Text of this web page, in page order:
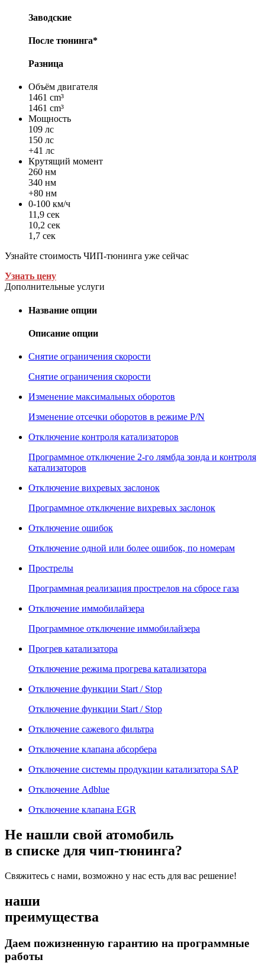
Заводские
После тюнинга*
Разница
Объём двигателя
1461 cm³
1461 cm³
Мощность
109 лс
150 лс
+41 лс
Крутящий момент
260 нм
340 нм
+80 нм
0-100 км/ч
11,9 сек
10,2 сек
1,7 сек
Узнайте стоимость ЧИП-тюнинга уже сейчас
Узнать цену
Дополнительные услуги
Название опции
Описание опции
Снятие ограничения скорости
Снятие ограничения скорости
Изменение максимальных оборотов
Изменение отсечки оборотов в режиме P/N
Отключение контроля катализаторов
Программное отключение 2-го лямбда зонда и контроля
катализаторов
Отключение вихревых заслонок
Программное отключение вихревых заслонок
Отключение ошибок
Отключение одной или более ошибок, по номерам
Прострелы
Программная реализация прострелов на сбросе газа
Отключение иммобилайзера
Программное отключение иммобилайзера
Прогрев катализатора
Отключение режима прогрева катализатора
Отключение функции Start / Stop
Отключение функции Start / Stop
Отключение сажевого фильтра
Отключение клапана абсорбера
Отключение системы продукции катализатора SAP
Отключение Adblue
Отключение клапана EGR
Не нашли свой атомобиль
в списке для чип-тюнинга?
Свяжитесь с нами, возможно у нас есть для вас решение!
наши
преимущества
Даем пожизненную гарантию на программные
работы